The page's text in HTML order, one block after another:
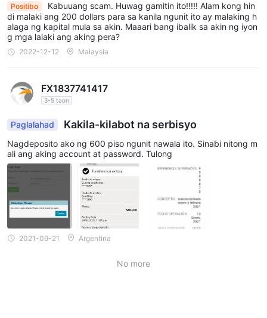
Positibo
Kabuuang scam. Huwag gamitin ito!!!!! Alam kong hin
di malaki ang 200 dollars para sa kanila ngunit ito ay malaking h
alaga ng kapital mula sa akin. Maaari bang ibalik sa akin ng iyon
g mga lalaki ang aking pera?
2022-12-12 Malaysia
FX1837741417
3-5 taon
Paglalahad Kakila-kilabot na serbisyo
Nagdeposito ako ng 600 piso ngunit nawala ito. Sinabi nitong m
ali ang aking account at password. Tulong
2021-09-21 Argentina
No more